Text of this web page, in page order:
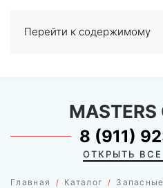
Перейти к содержимому
0
Главная Каталог
MASTERS
8 (911)
ОТКРЫТЬ